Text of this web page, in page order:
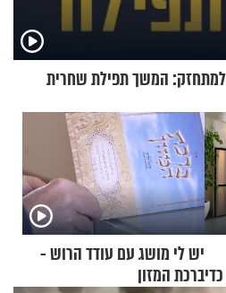
למתחזק: המשך תפילת שחרית
יש לי מושג עם עודד הרוש -
ברכת המזון